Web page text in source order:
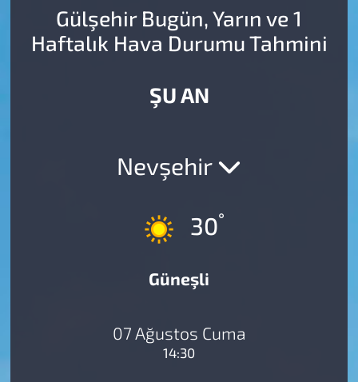
Gülşehir Bugün, Yarın ve 1
Haftalık Hava Durumu Tahmini
ŞU AN
Nevşehir
30°
Güneşli
07 Ağustos Cuma
14:30
Süper Lig Puan Durumu ve Fikstür
Tüm Manşetler
Son Dakika Haberleri